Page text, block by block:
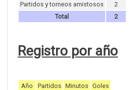
Partidos y torneos amistosos
2
Total
2
Registro por año
Año Partidos Minutos Goles